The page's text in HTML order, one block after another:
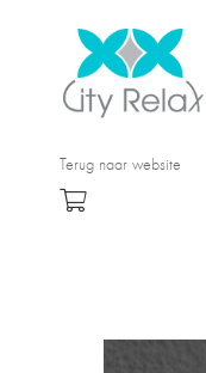
Terug naar website